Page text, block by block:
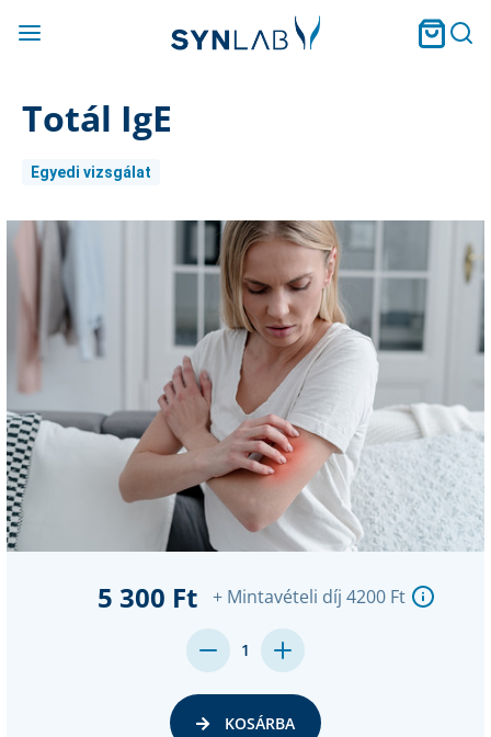
Totál IgE
Egyedi vizsgálat
Current
Stock:
5 300 Ft + Mintavételi díj 4200 Ft
DECREASE
QUANTITY:
1
INCREASE
QUANTITY:
KOSÁRBA